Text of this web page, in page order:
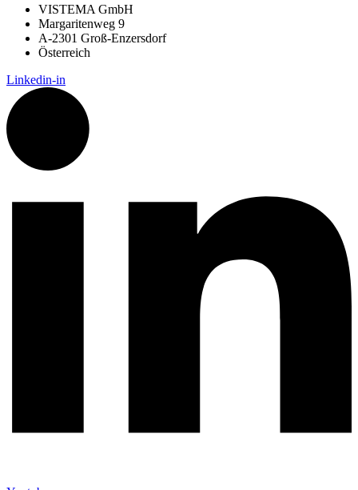
VISTEMA GmbH
Margaritenweg 9
A-2301 Groß-Enzersdorf
Österreich
Linkedin-in